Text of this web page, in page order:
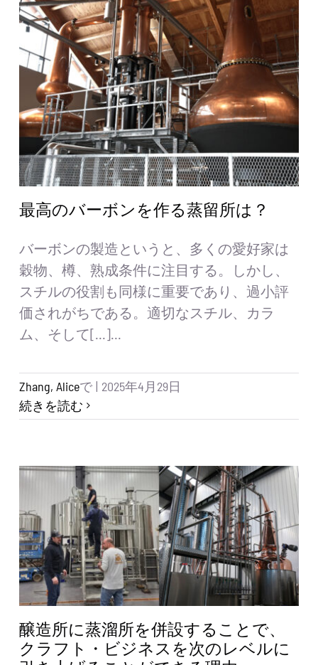
最高のバーボンを作る蒸留所は？
バーボンの製造というと、多くの愛好家は
穀物、樽、熟成条件に注目する。しかし、
スチルの役割も同様に重要であり、過小評
価されがちである。適切なスチル、カラ
ム、そして[...]...
Zhang, Aliceで | 2025年4月29日
続きを読む
醸造所に蒸溜所を併設することで、
クラフト・ビジネスを次のレベルに